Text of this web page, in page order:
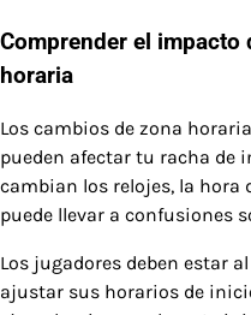
Comprender el impacto
horaria
Los cambios de zona
pueden afectar tu racha de
cambian los relojes, la hora
puede llevar a confusiones
Los jugadores deben estar
ajustar sus horarios de